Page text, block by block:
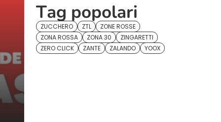
Tag popolari
ZUCCHERO ZTL
ZONE ROSSE
ZONA ROSSA
ZONA 30
ZINGARETTI
ZERO CLICK
ZANTE ZALANDO YOOX